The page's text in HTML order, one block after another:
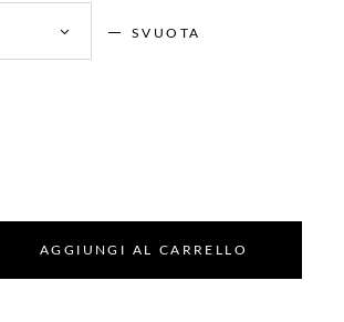
SVUOTA
AGGIUNGI AL CARRELLO